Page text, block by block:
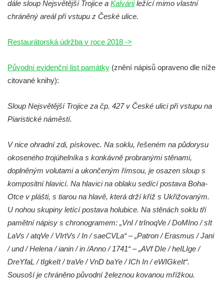
Sloup Panny Marie v Hostinném
Sloup Nejsvětější Trojice v Krásné u
Selendrův sloup před klášterem
Sloup Panny Marie Bolestné v Polici nad
Metují
Teplicích
Sloup Nejsvětější Trojice před zámkem v
Cítolibech
Torzo sloupu svatého Josefa na návsi ve
Strupčicích (dnes kříž)
Sloup se sochou Piety v Kostelní ulici ve
Strupčicích
Sloup Panny Marie u kaple v Brníkově
dále sloup Nejsvětější Trojice a Kalváriiležící mimo vlastní
chráněný areál při vstupu z České ulice.
Restaurátorská údržba v roce 2018 ->
Původní evidenční list památky (znění nápisů opraveno dle níže
citované knihy):
Sloup Nejsvětější Trojice za čp. 427 v České ulici při vstupu na
Piaristické náměstí.
V nice ohradní zdi, pískovec. Na soklu, řešeném na půdorysu
okoseného trojúhelníka s konkávně probranými stěnami,
doplněným volutami a ukončeným římsou, je osazen sloup s
kompositní hlavicí. Na hlavici na oblaku sedící postava Boha-
Otce v plášti, s tiarou na hlavě, která drží kříž s Ukřižovaným.
U nohou skupiny letící postava holubice. Na stěnách soklu tři
pamětní nápisy s chronogramem: „VnI / trInoqVe / DoMIno / sIt
LaVs / atqVe / VIrtVs / In / saeCVLa“ – „Patron / Erasmus / Jani
/ und / Helena / ianin / in /Anno / 1741“ – „AVf DIe / heILIge /
DreYfaL / tIgkeIt / traVe / VnD baYe / ICh In / eWIGkeIt“.
Sousoší je chráněno původní železnou kovanou mřížkou.